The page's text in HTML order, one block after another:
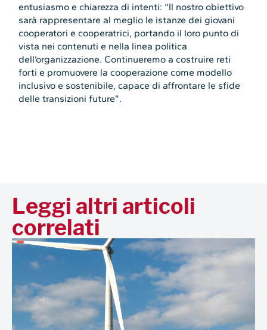
entusiasmo e chiarezza di intenti: “Il nostro obiettivo
sarà rappresentare al meglio le istanze dei giovani
cooperatori e cooperatrici, portando il loro punto di
vista nei contenuti e nella linea politica
dell’organizzazione. Continueremo a costruire reti
forti e promuovere la cooperazione come modello
inclusivo e sostenibile, capace di affrontare le sfide
delle transizioni future”.
Leggi altri articoli
correlati